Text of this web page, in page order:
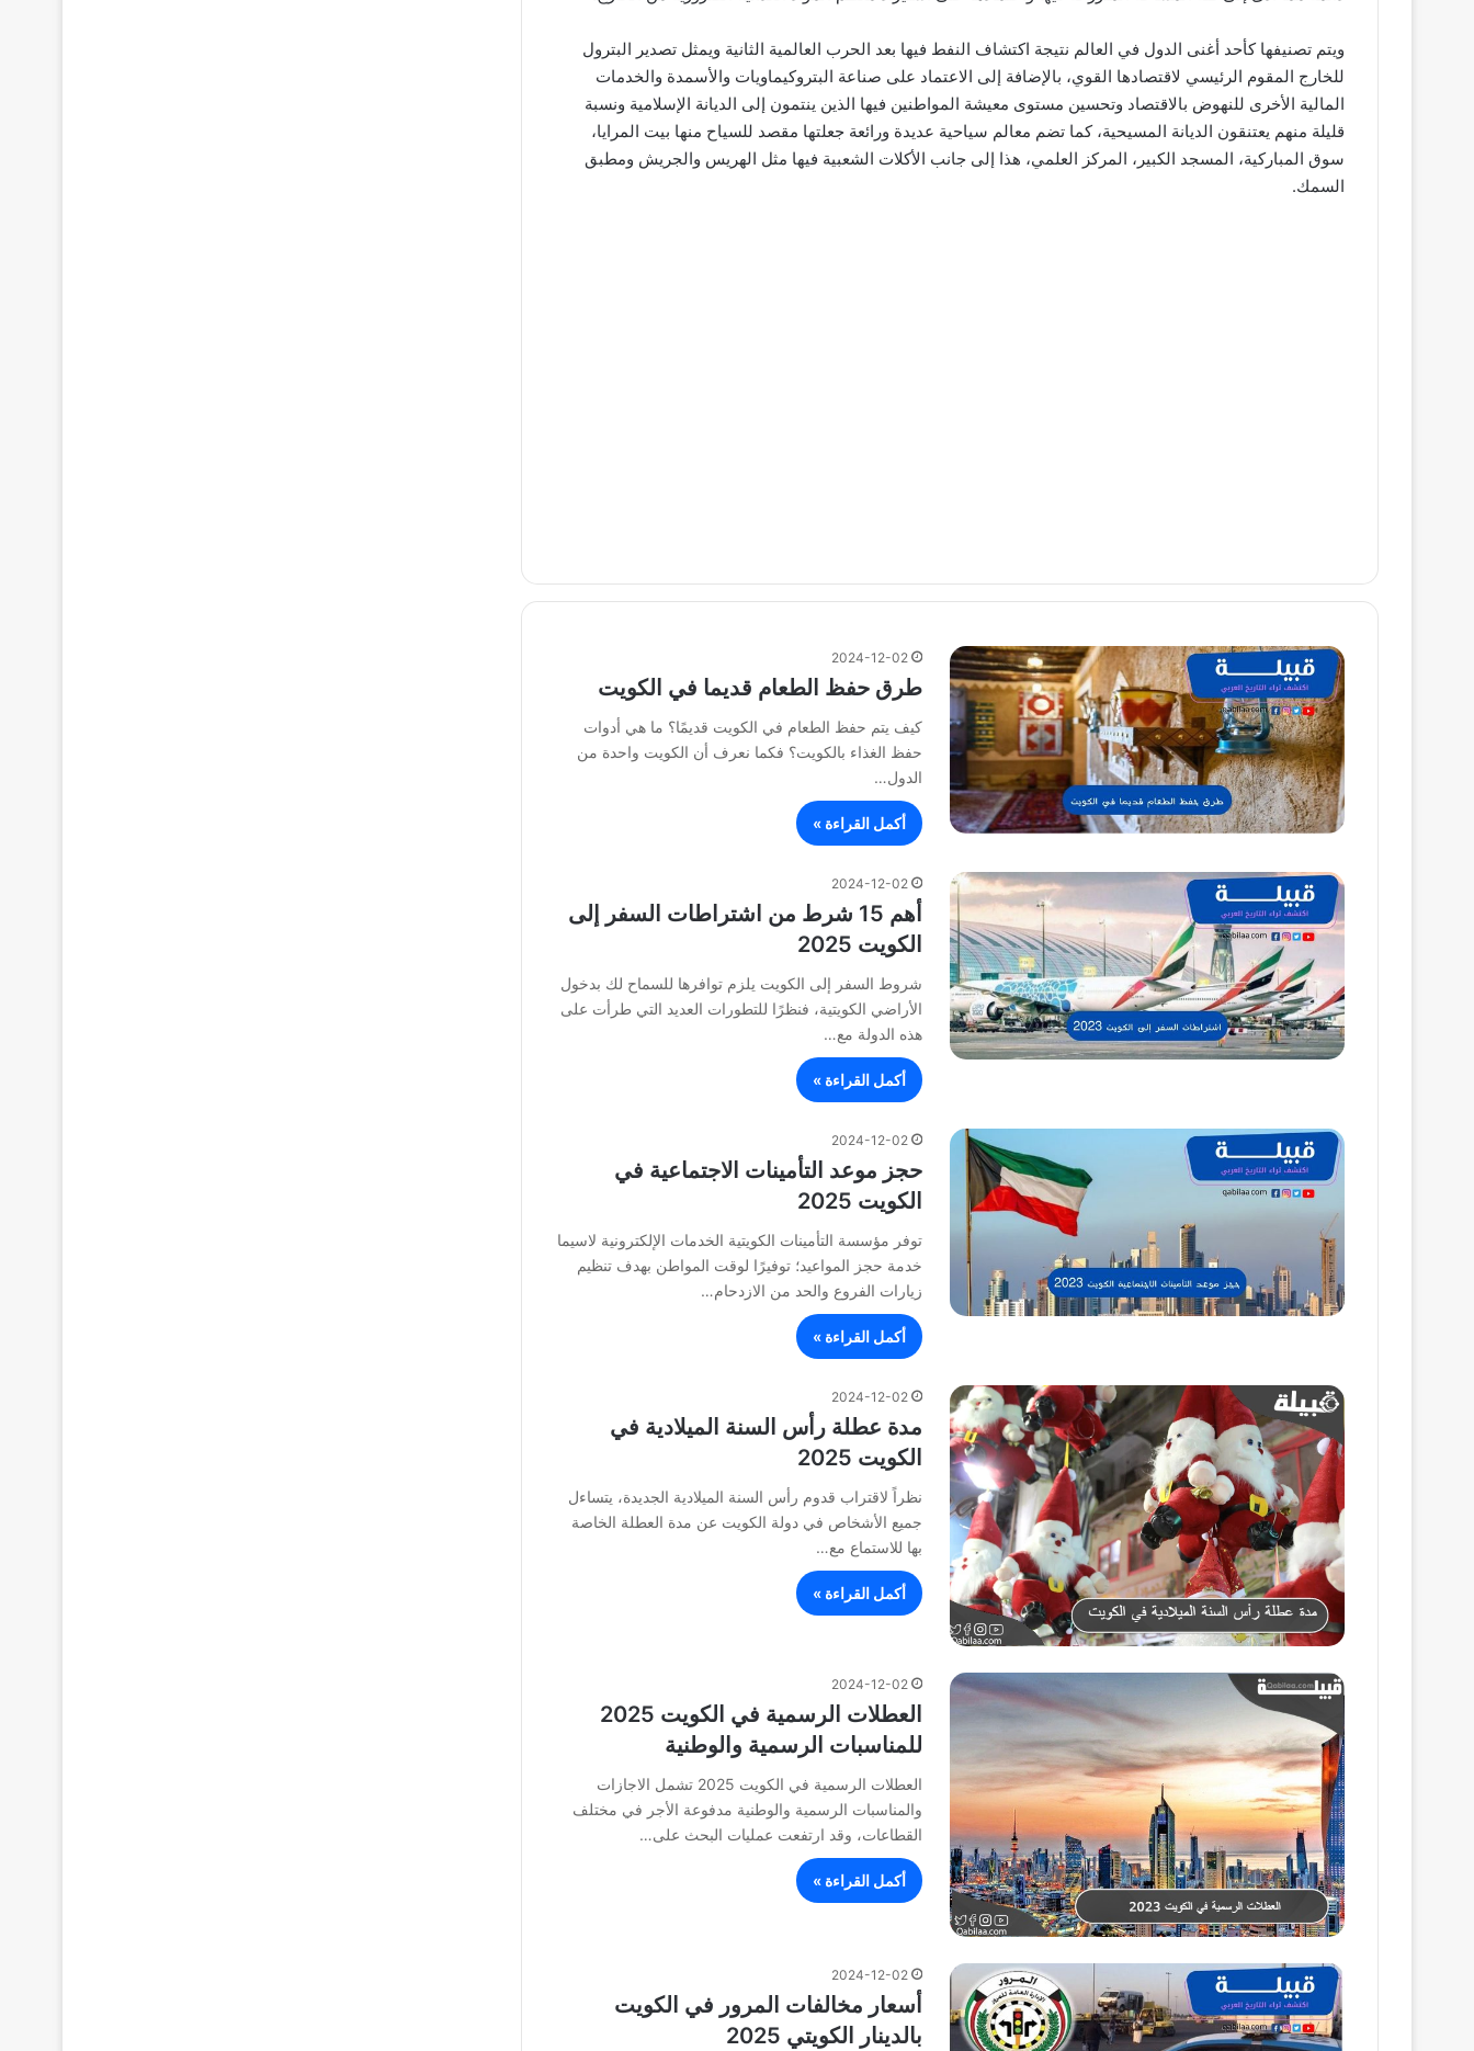
ويتم تصنيفها كأحد أغنى الدول في العالم نتيجة اكتشاف النفط فيها بعد الحرب العالمية الثانية ويمثل تصدير البترول
للخارج المقوم الرئيسي لاقتصادها القوي، بالإضافة إلى الاعتماد على صناعة البتروكيماويات والأسمدة والخدمات
المالية الأخرى للنهوض بالاقتصاد وتحسين مستوى معيشة المواطنين فيها الذين ينتمون إلى الديانة الإسلامية ونسبة
قليلة منهم يعتنقون الديانة المسيحية، كما تضم معالم سياحية عديدة ورائعة جعلتها مقصد للسياح منها بيت المرايا،
سوق المباركية، المسجد الكبير، المركز العلمي، هذا إلى جانب الأكلات الشعبية فيها مثل الهريس والجريش ومطبق
السمك.
2024-12-02
طرق حفظ الطعام قديما في الكويت
كيف يتم حفظ الطعام في الكويت قديمًا؟ ما هي أدوات
حفظ الغذاء بالكويت؟ فكما نعرف أن الكويت واحدة من
الدول…
أكمل القراءة »
2024-12-02
أهم 15 شرط من اشتراطات السفر إلى
الكويت 2025
شروط السفر إلى الكويت يلزم توافرها للسماح لك بدخول
الأراضي الكويتية، فنظرًا للتطورات العديد التي طرأت على
هذه الدولة مع…
أكمل القراءة »
2024-12-02
حجز موعد التأمينات الاجتماعية في
الكويت 2025
توفر مؤسسة التأمينات الكويتية الخدمات الإلكترونية لاسيما
خدمة حجز المواعيد؛ توفيرًا لوقت المواطن بهدف تنظيم
زيارات الفروع والحد من الازدحام…
أكمل القراءة »
2024-12-02
مدة عطلة رأس السنة الميلادية في
الكويت 2025
نظراً لاقتراب قدوم رأس السنة الميلادية الجديدة، يتساءل
جميع الأشخاص في دولة الكويت عن مدة العطلة الخاصة
بها للاستماع مع…
أكمل القراءة »
2024-12-02
العطلات الرسمية في الكويت 2025
للمناسبات الرسمية والوطنية
العطلات الرسمية في الكويت 2025 تشمل الاجازات
والمناسبات الرسمية والوطنية مدفوعة الأجر في مختلف
القطاعات، وقد ارتفعت عمليات البحث على…
أكمل القراءة »
2024-12-02
أسعار مخالفات المرور في الكويت
بالدينار الكويتي 2025